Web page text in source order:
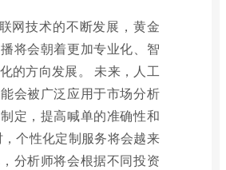
网技术的不断发展，黄金
将会朝着更加专业化、智
的方向发展。 未来，人工
会被广泛应用于市场分析
定，提高喊单的准确性和
个性化定制服务将会越来
分析师将会根据不同投资